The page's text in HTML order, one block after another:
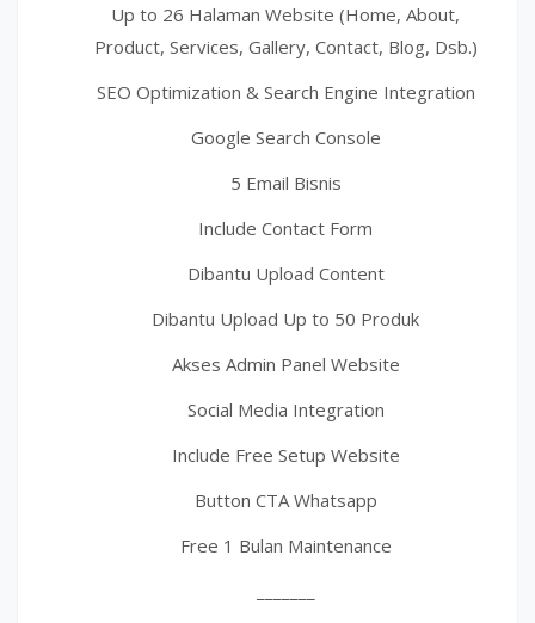
Up to 26 Halaman Website (Home, About,
Product, Services, Gallery, Contact, Blog, Dsb.)
SEO Optimization & Search Engine Integration
Google Search Console
5 Email Bisnis
Include Contact Form
Dibantu Upload Content
Dibantu Upload Up to 50 Produk
Akses Admin Panel Website
Social Media Integration
Include Free Setup Website
Button CTA Whatsapp
Free 1 Bulan Maintenance